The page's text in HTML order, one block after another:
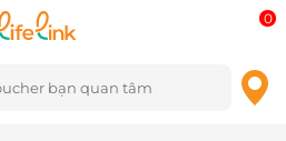
0